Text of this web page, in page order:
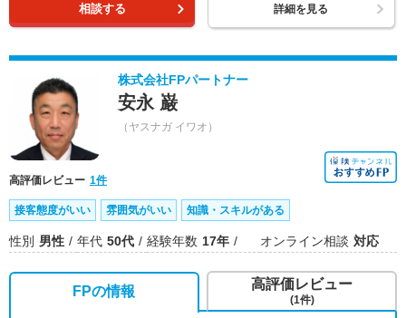
相談する 詳細を見る
株式会社FPパートナー
安永 巌
（ヤスナガ イワオ）
高評価レビュー 1件
接客態度がいい 雰囲気がいい 知識・スキルがある
性別 男性 年代 50代 経験年数 17年 オンライン相談 対応
FPの情報 高評価レビュー
(1件)